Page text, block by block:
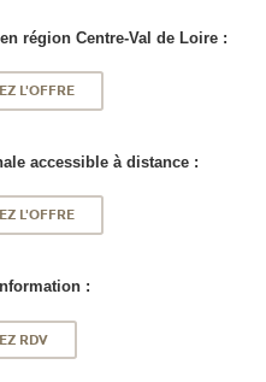
région Centre-Val de Loire :
L'OFFRE
accessible à distance :
L'OFFRE
:
RDV